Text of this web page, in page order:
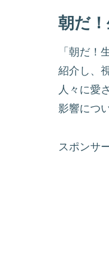
朝だ
「朝だ！
紹介し、
人々に愛
影響につ
スポンサ